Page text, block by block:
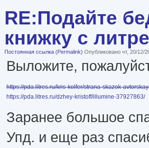
RE:Подайте
книжку с
Постоянная ссылка (Permalink) Опубликовано чт, 20/12/
Выложите,
https://pda.litres.ru/kris-kolfer/strana-skazok-
https://pda.litres.ru/dzhey-kristoff/illumine-37927863/
Заранее большое
Упд. и еще раз